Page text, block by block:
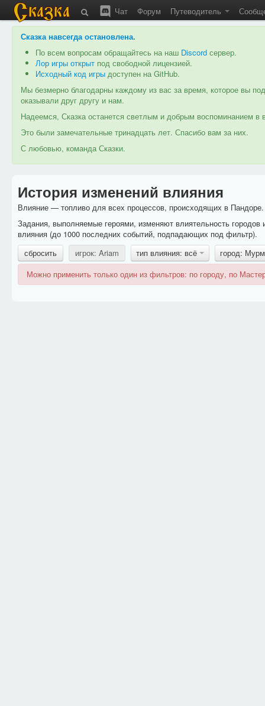
Чат Форум Путеводитель
Сказка навсегда остановлена.
По всем вопросам обращайтесь на наш Discord сервер.
Лор игры открыт под свободной лицензией.
Исходный код игры доступен на GitHub.
Мы безмерно благодарны каждому из вас за время, которое вы
оказывали друг другу и нам.
Надеемся, Сказка останется светлым и добрым воспоминанием
Это были замечательные тринадцать лет. Спасибо вам за них.
С любовью, команда Сказки.
История изменений влияния
Влияние — топливо для всех процессов, происходящих в
Задания, выполняемые героями, изменяют влиятельность
влияния (до 1000 последних событий, подпадающих под фильтр).
сбросить
игрок: Ariam тип влияния: всё
город:
Можно применить только один из фильтров: по городу, по